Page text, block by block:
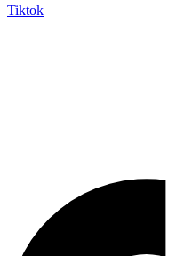
Tiktok